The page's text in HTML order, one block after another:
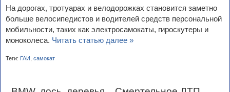
На дорогах, тротуарах и велодорожках становится заметно
больше велосипедистов и водителей средств персональной
мобильности, таких как электросамокаты, гироскутеры и
моноколеса. Читать статью далее »
Теги: ГАИ самокат